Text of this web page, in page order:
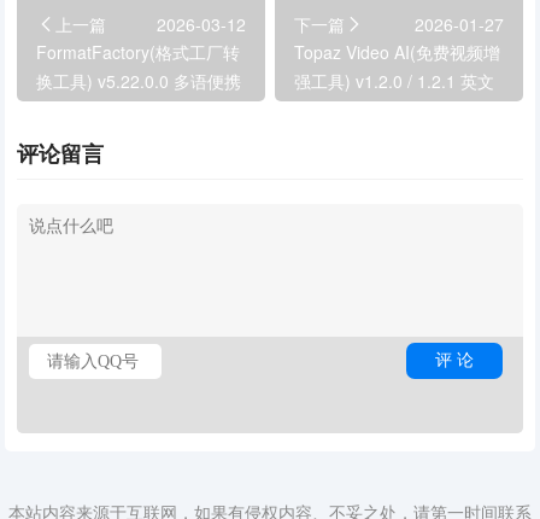
上一篇
2026-03-12
FormatFactory(格式工厂转
换工具) v5.22.0.0 多语便携
版
下一篇
2026-01-27
Topaz Video AI(免费视频增
强工具) v1.2.0 / 1.2.1 英文
便携版
评论留言
本站内容来源于互联网，如果有侵权内容、不妥之处，请第一时间联系